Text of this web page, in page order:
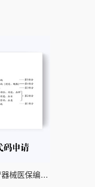
如何办理医用康复医疗器械医保编码和医保医用耗材编码